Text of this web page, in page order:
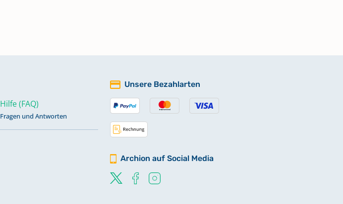
Hilfe (FAQ)
Fragen und Antworten
Unsere Bezahlarten
Archion auf Social Media